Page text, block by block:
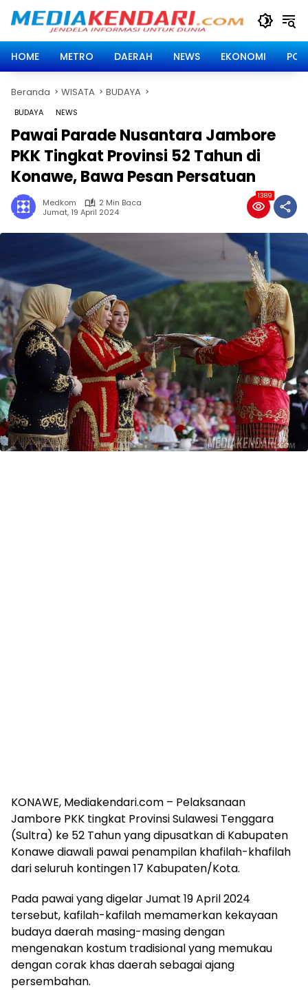
HOME
METRO DAERAH NEWS EKONOMI
Beranda WISATA BUDAYA
BUDAYA NEWS
Pawai Parade Nusantara Jambore
PKK Tingkat Provinsi 52 Tahun di
Konawe, Bawa Pesan Persatuan
Medkom
2 Min Baca
Jumat, 19 April 2024
1389
KONAWE, Mediakendari.com – Pelaksanaan
Jambore PKK tingkat Provinsi Sulawesi Tenggara
(Sultra) ke 52 Tahun yang dipusatkan di Kabupaten
Konawe diawali pawai penampilan khafilah-khafilah
dari seluruh kontingen 17 Kabupaten/Kota.
Pada pawai yang digelar Jumat 19 April 2024
tersebut, kafilah-kafilah memamerkan kekayaan
budaya daerah masing-masing dengan
mengenakan kostum tradisional yang memukau
dengan corak khas daerah sebagai ajang
persembahan.